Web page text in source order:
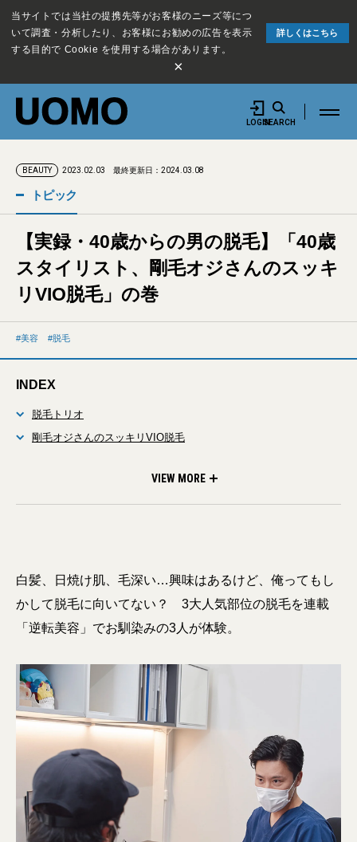
当サイトでは当社の提携先等がお客様のニーズ等につ
いて調査・分析したり、お客様にお勧めの広告を表示
する目的で Cookie を使用する場合があります。
詳しくはこちら
×
LOGINSEARCH
BEAUTY 2023.02.03 最終更新日：2024.03.08
トピック
【実録・40歳からの男の脱毛】「40歳
スタイリスト、剛毛オジさんのスッキ
リVIO脱毛」の巻
美容 脱毛
INDEX
脱毛トリオ
剛毛オジさんのスッキリVIO脱毛
爆弾を抱えているので、それが影響しないか若干不安。股間はツ
VIEW MORE
白髪、日焼け肌、毛深い…興味はあるけど、俺ってもし
かして脱毛に向いてない？ 3大人気部位の脱毛を連載
「逆転美容」でお馴染みの3人が体験。